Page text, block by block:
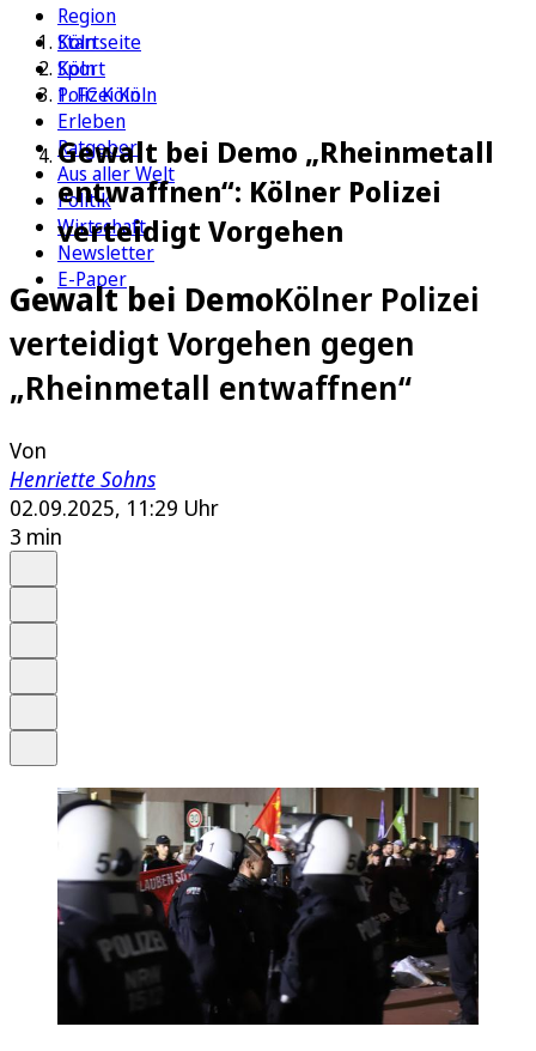
Region
Köln
Sport
1. FC Köln
Erleben
Ratgeber
Aus aller Welt
Politik
Wirtschaft
Newsletter
E-Paper
Startseite
Köln
Polizei Köln
Gewalt bei Demo „Rheinmetall
entwaffnen“: Kölner Polizei
verteidigt Vorgehen
Gewalt bei DemoKölner Polizei
verteidigt Vorgehen gegen
„Rheinmetall entwaffnen“
Von
Henriette Sohns
02.09.2025, 11:29 Uhr
3 min